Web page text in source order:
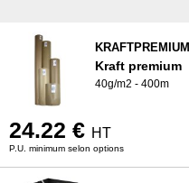
KRAFTPREMIUM
Kraft premium
40g/m2 - 400m
24.22 € HT
P.U. minimum selon options